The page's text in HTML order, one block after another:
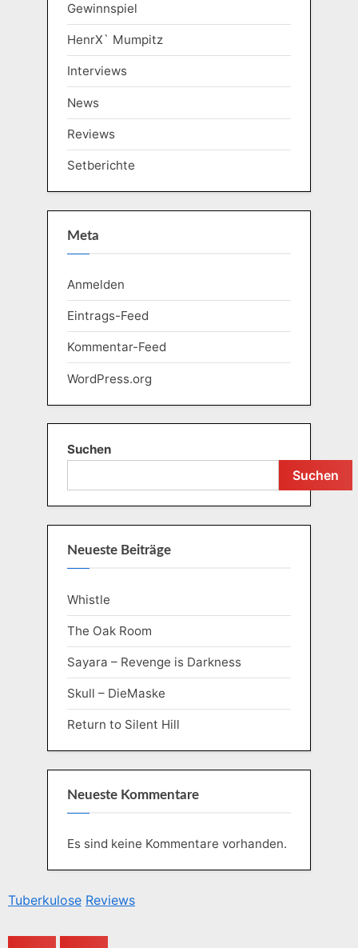
Gewinnspiel
HenrX` Mumpitz
Interviews
News
Reviews
Setberichte
Meta
Anmelden
Eintrags-Feed
Kommentar-Feed
WordPress.org
Suchen
Suchen
Neueste Beiträge
Whistle
The Oak Room
Sayara – Revenge is Darkness
Skull – DieMaske
Return to Silent Hill
Neueste Kommentare
Es sind keine Kommentare vorhanden.
Tuberkulose Reviews